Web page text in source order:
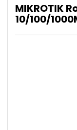
MIKROTIK
10/100/